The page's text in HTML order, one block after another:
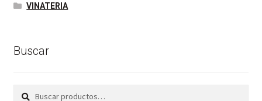
VINATERIA
Buscar
Buscar
Buscar